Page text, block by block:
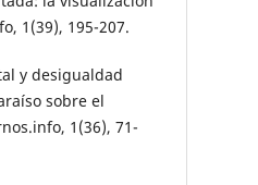
1(39), 195-207.
y desigualdad
sobre el
1(36), 71-